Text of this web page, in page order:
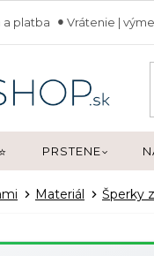
a platba Vrátenie |
PRSTENE
Materiál Šperky